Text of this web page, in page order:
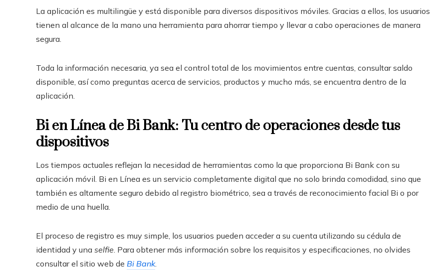
La aplicación es multilingüe y está disponible para diversos dispositivos móviles. Gracias a ellos, los usuarios
tienen al alcance de la mano una herramienta para ahorrar tiempo y llevar a cabo operaciones de manera
segura.
Toda la información necesaria, ya sea el control total de los movimientos entre cuentas, consultar saldo
disponible, así como preguntas acerca de servicios, productos y mucho más, se encuentra dentro de la
aplicación.
Bi en Línea de Bi Bank: Tu centro de operaciones desde tus
dispositivos
Los tiempos actuales reflejan la necesidad de herramientas como la que proporciona Bi Bank con su
aplicación móvil. Bi en Línea es un servicio completamente digital que no solo brinda comodidad, sino que
también es altamente seguro debido al registro biométrico, sea a través de reconocimiento facial Bi o por
medio de una huella.
El proceso de registro es muy simple, los usuarios pueden acceder a su cuenta utilizando su cédula de
identidad y una selfie. Para obtener más información sobre los requisitos y especificaciones, no olvides
consultar el sitio web de Bi Bank.